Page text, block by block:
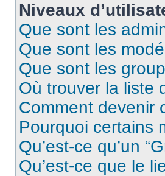
Niveaux
Que sont les
Que sont les
Que sont les
Où trouver la liste
Comment devenir
Pourquoi certains
Qu’est-ce qu’un
Qu’est-ce que le